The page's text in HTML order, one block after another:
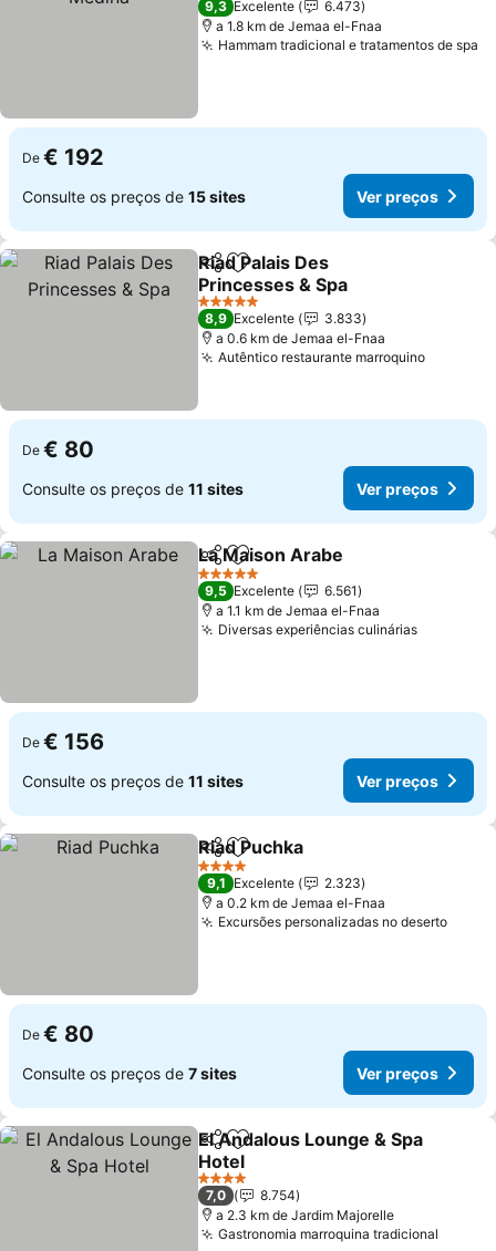
9,3 Excelente
6.473
a 1.8 km de Jemaa el-Fnaa
Hammam tradicional e tratamentos de spa
De € 192
Consulte os preços de 15 sites Ver preços
PartilharAdicionar aos favoritos
Riad Palais Des
Princesses & Spa
5 Estrelas
8,9 Excelente
3.833
a 0.6 km de Jemaa el-Fnaa
Autêntico restaurante marroquino
De € 80
Consulte os preços de 11 sites Ver preços
PartilharAdicionar aos favoritos
La Maison Arabe
5 Estrelas
9,5 Excelente
6.561
a 1.1 km de Jemaa el-Fnaa
Diversas experiências culinárias
De € 156
Consulte os preços de 11 sites Ver preços
PartilharAdicionar aos favoritos
Riad Puchka
4 Estrelas
9,1 Excelente
2.323
a 0.2 km de Jemaa el-Fnaa
Excursões personalizadas no deserto
De € 80
Consulte os preços de 7 sites Ver preços
PartilharAdicionar aos favoritos
El Andalous Lounge & Spa
Hotel
4 Estrelas
7,0
8.754
a 2.3 km de Jardim Majorelle
Gastronomia marroquina tradicional